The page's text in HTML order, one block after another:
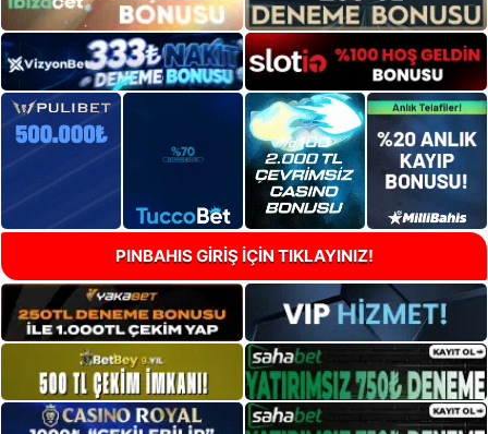
PINBAHIS GİRİŞ İÇİN TIKLAYINIZ!